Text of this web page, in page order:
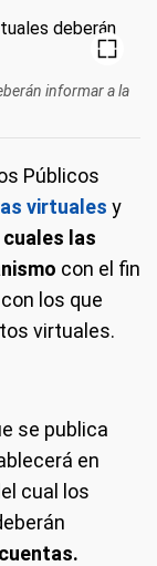
informar a la
Públicos
virtuales y
las
con el fin
los que
virtuales.
se publica
en
cual los